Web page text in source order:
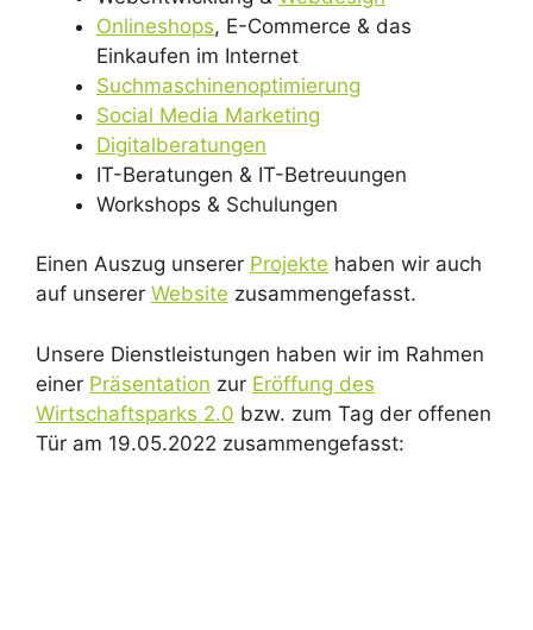
Onlineshops, E-Commerce & das
Einkaufen im Internet
Suchmaschinenoptimierung
Social Media Marketing
Digitalberatungen
IT-Beratungen & IT-Betreuungen
Workshops & Schulungen
Einen Auszug unserer Projekte haben wir auch
auf unserer Website zusammengefasst.
Unsere Dienstleistungen haben wir im Rahmen
einer Präsentation zur Eröffung des
Wirtschaftsparks 2.0 bzw. zum Tag der offenen
Tür am 19.05.2022 zusammengefasst: